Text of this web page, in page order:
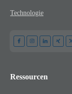
Technologie
Ressourcen